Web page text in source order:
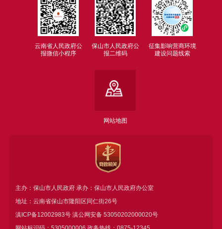
云南省人民政府公
报微信小程序
保山市人民政府公
报二维码
征集影响营商环境
建设问题线索
网站地图
主办：保山市人民政府 承办：保山市人民政府办公室
地址：云南省保山市隆阳区同仁街26号
滇ICP备12002983号滇公网安备 53050202000020号